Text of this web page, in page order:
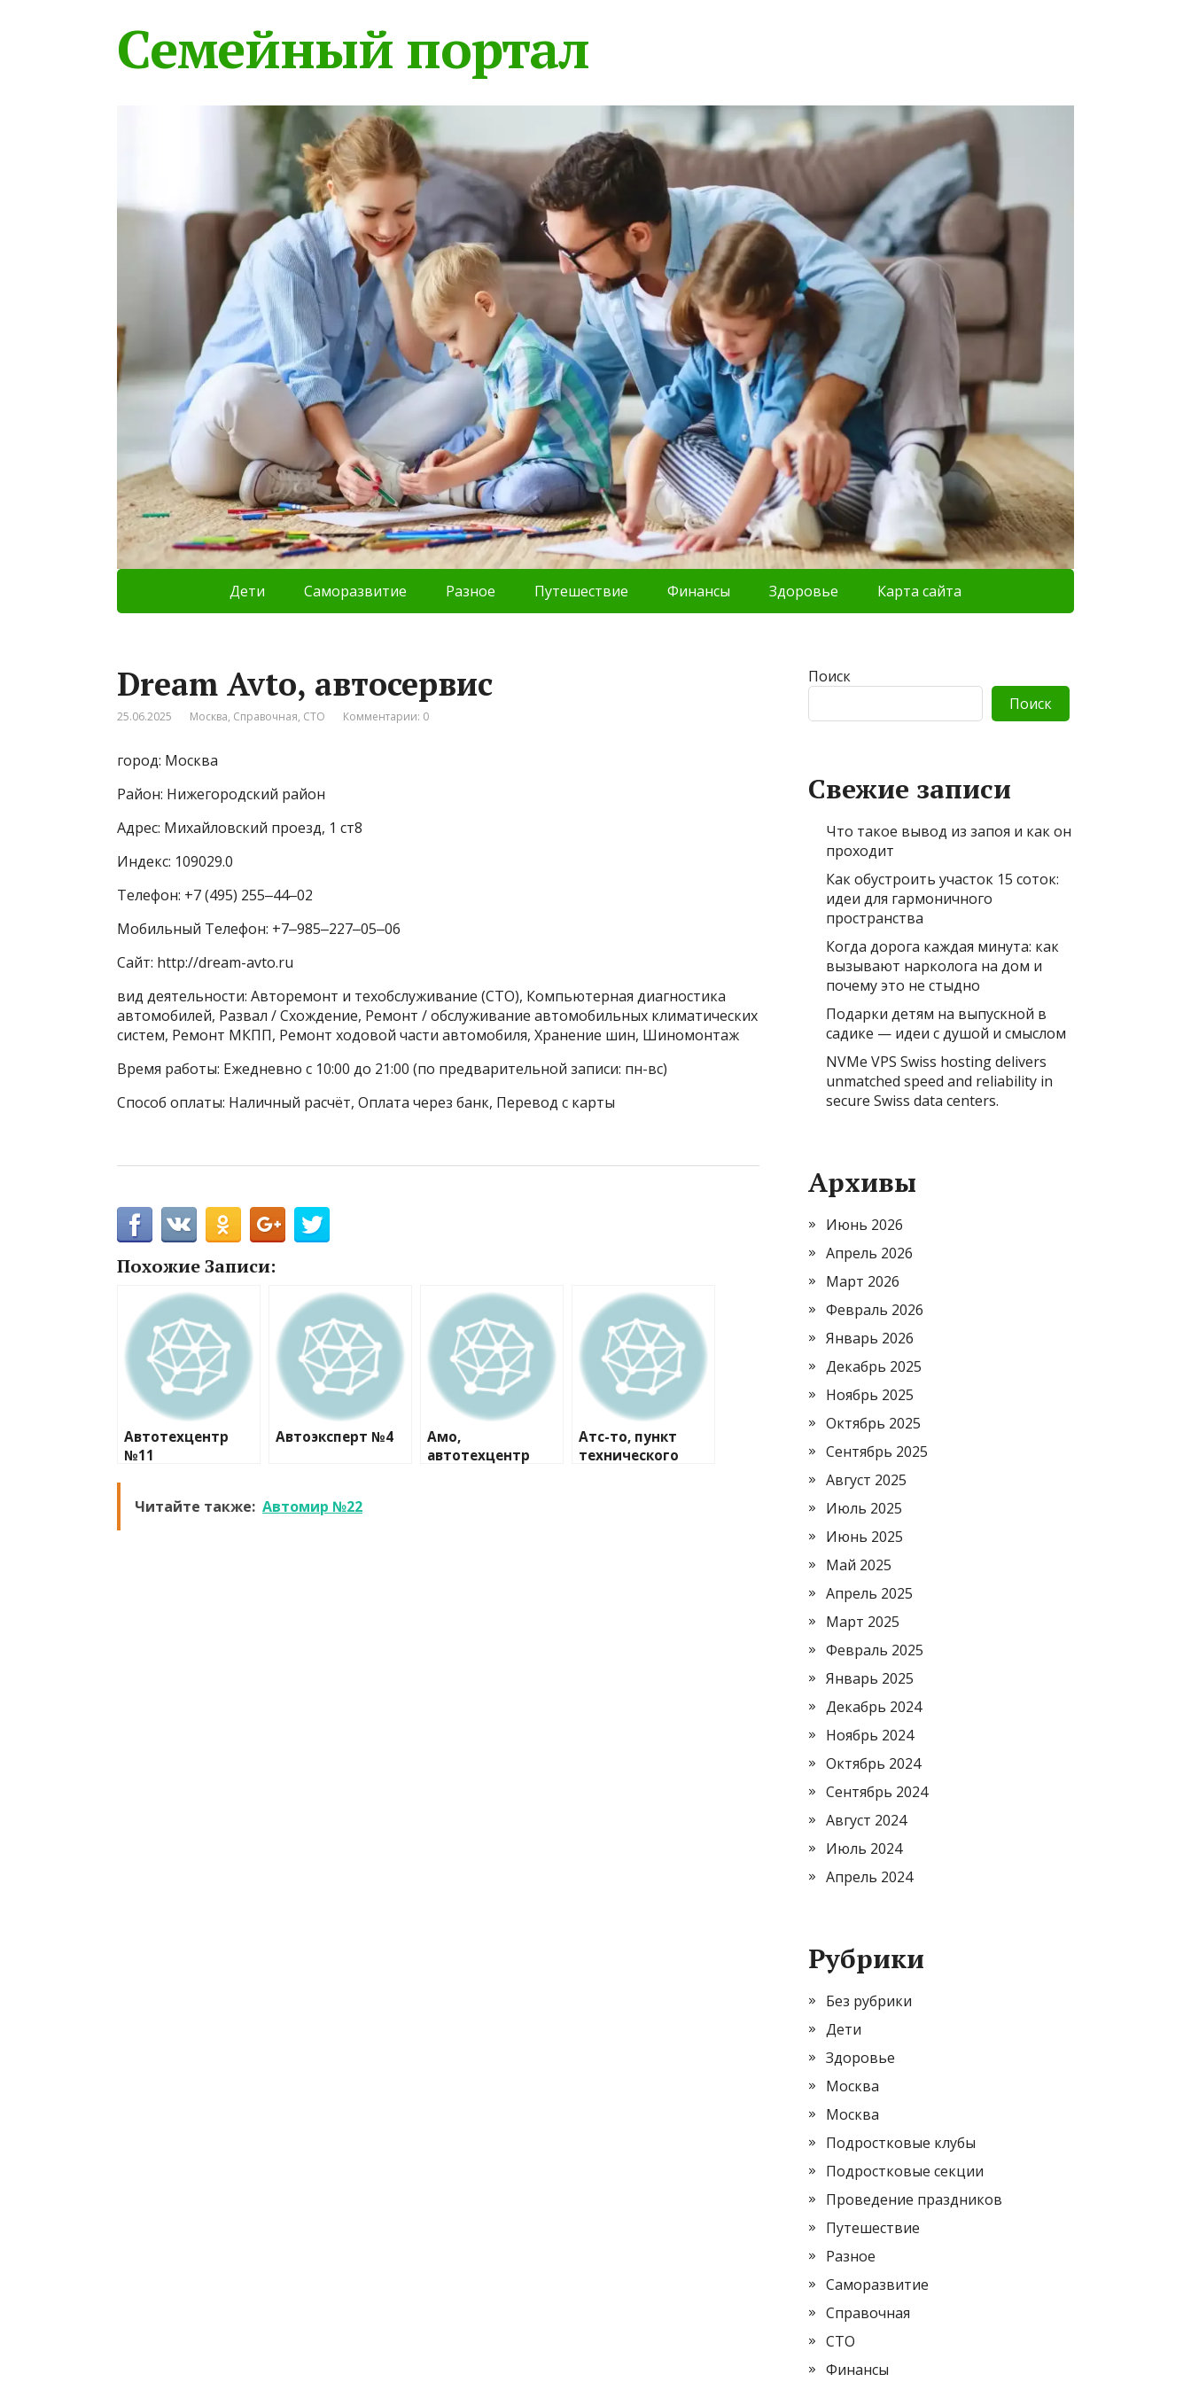
Семейный портал
Дети Саморазвитие Разное Путешествие Финансы Здоровье Карта сайта
Dream Avto, автосервис
25.06.2025 Москва, Справочная, СТО Комментарии: 0
город: Москва
Район: Нижегородский район
Адрес: Михайловский проезд, 1 ст8
Индекс: 109029.0
Телефон: +7 (495) 255‒44‒02
Мобильный Телефон: +7‒985‒227‒05‒06
Сайт: http://dream-avto.ru
вид деятельности: Авторемонт и техобслуживание (СТО), Компьютерная диагностика
автомобилей, Развал / Схождение, Ремонт / обслуживание автомобильных климатических
систем, Ремонт МКПП, Ремонт ходовой части автомобиля, Хранение шин, Шиномонтаж
Время работы: Ежедневно с 10:00 до 21:00 (по предварительной записи: пн-вс)
Способ оплаты: Наличный расчёт, Оплата через банк, Перевод с карты
Похожие Записи:
Автотехцентр
№11
Автоэксперт №4
Амо,
автотехцентр
Атс-то, пункт
технического
Читайте также: Автомир №22
Поиск
Поиск
Свежие записи
Что такое вывод из запоя и как он
проходит
Как обустроить участок 15 соток:
идеи для гармоничного
пространства
Когда дорога каждая минута: как
вызывают нарколога на дом и
почему это не стыдно
Подарки детям на выпускной в
садике — идеи с душой и смыслом
NVMe VPS Swiss hosting delivers
unmatched speed and reliability in
secure Swiss data centers.
Архивы
Июнь 2026
Апрель 2026
Март 2026
Февраль 2026
Январь 2026
Декабрь 2025
Ноябрь 2025
Октябрь 2025
Сентябрь 2025
Август 2025
Июль 2025
Июнь 2025
Май 2025
Апрель 2025
Март 2025
Февраль 2025
Январь 2025
Декабрь 2024
Ноябрь 2024
Октябрь 2024
Сентябрь 2024
Август 2024
Июль 2024
Апрель 2024
Рубрики
Без рубрики
Дети
Здоровье
Москва
Москва
Подростковые клубы
Подростковые секции
Проведение праздников
Путешествие
Разное
Саморазвитие
Справочная
СТО
Финансы